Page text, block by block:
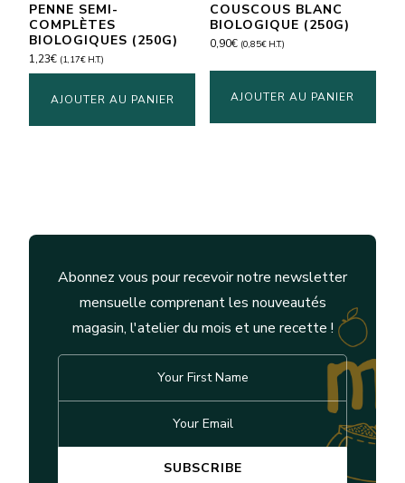
PENNE SEMI-
COMPLÈTES
BIOLOGIQUES (250G)
1,23€ (1,17€ H.T.)
AJOUTER AU PANIER
COUSCOUS BLANC
BIOLOGIQUE (250G)
0,90€ (0,85€H.T.)
AJOUTER AU PANIER
Abonnez vous pour recevoir notre newsletter
mensuelle comprenant les nouveautés
magasin, l'atelier du mois et une recette !